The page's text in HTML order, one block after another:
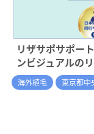
リザサポサポー
ンビジュアルの
海外植毛 東京都中